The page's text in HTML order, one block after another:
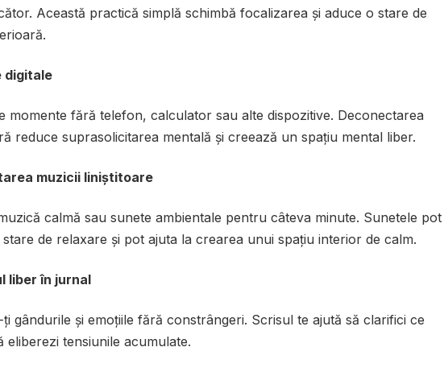
Această practică simplă schimbă focalizarea și aduce o stare de
digitale
momente fără telefon, calculator sau alte dispozitive. Deconectarea
reduce suprasolicitarea mentală și creează un spațiu mental liber.
muzicii liniștitoare
calmă sau sunete ambientale pentru câteva minute. Sunetele pot
de relaxare și pot ajuta la crearea unui spațiu interior de calm.
liber în jurnal
gândurile și emoțiile fără constrângeri. Scrisul te ajută să clarifici ce
eliberezi tensiunile acumulate.